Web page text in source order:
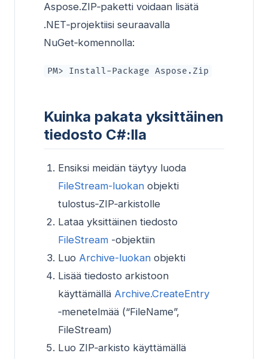
Aspose.ZIP‑paketti voidaan lisätä
.NET‑projektiisi seuraavalla
NuGet‑komennolla:
PM> Install-Package Aspose.Zip
Kuinka pakata yksittäinen
tiedosto C#:lla
Ensiksi meidän täytyy luoda
FileStream-luokan objekti
tulostus‑ZIP‑arkistolle
Lataa yksittäinen tiedosto
FileStream -objektiin
Luo Archive-luokan objekti
Lisää tiedosto arkistoon
käyttämällä Archive.CreateEntry
‑menetelmää (“FileName”,
FileStream)
Luo ZIP‑arkisto käyttämällä